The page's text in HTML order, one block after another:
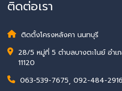
ติดต่อเรา
ติดตั้งโครงหลังคา นนทบุรี
28/5 หมู่ที่ 5 ตำบลบางตะไนย์ อำเ
11120
063-539-7675, 092-484-2916